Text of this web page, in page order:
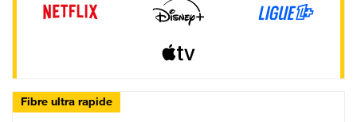
Fibre ultra rapide